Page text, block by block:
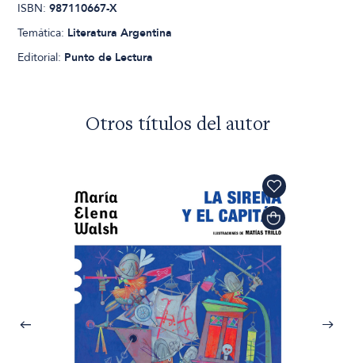
ISBN:987110667-X
Temática: Literatura Argentina
Editorial: Punto de Lectura
Otros títulos del autor